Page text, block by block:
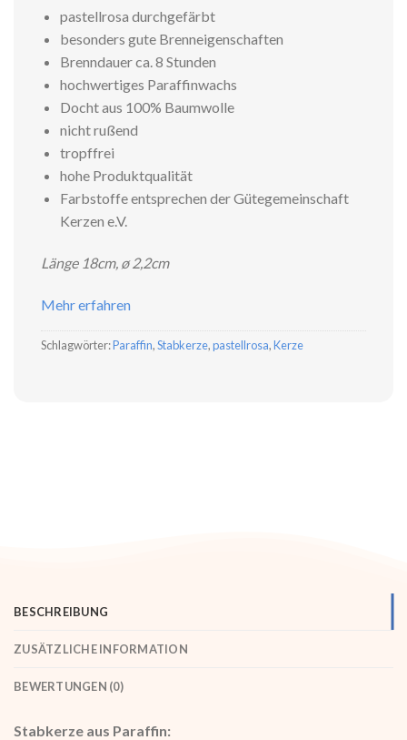
pastellrosa durchgefärbt
besonders gute Brenneigenschaften
Brenndauer ca. 8 Stunden
hochwertiges Paraffinwachs
Docht aus 100% Baumwolle
nicht rußend
tropffrei
hohe Produktqualität
Farbstoffe entsprechen der Gütegemeinschaft
Kerzen e.V.
Länge 18cm, ø 2,2cm
Mehr erfahren
Schlagwörter:Paraffin,Stabkerze,pastellrosa,Kerze
BESCHREIBUNG
ZUSÄTZLICHE INFORMATION
BEWERTUNGEN (0)
Stabkerze aus Paraffin: